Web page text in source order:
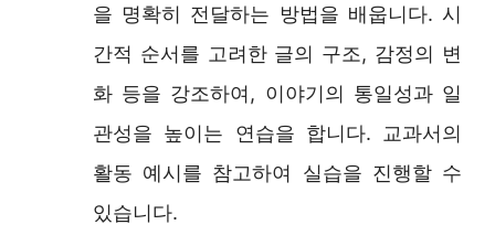
을 명확히 전달하는 방법을 배웁니다. 시
간적 순서를 고려한 글의 구조, 감정의 변
화 등을 강조하여, 이야기의 통일성과 일
관성을 높이는 연습을 합니다. 교과서의
활동 예시를 참고하여 실습을 진행할 수
있습니다.